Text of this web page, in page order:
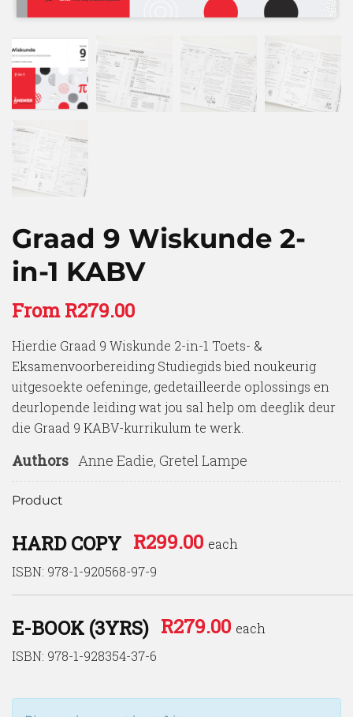
Graad 9 Wiskunde 2-
in-1 KABV
FromR279.00
Hierdie Graad 9 Wiskunde 2-in-1 Toets- &
Eksamenvoorbereiding Studiegids bied noukeurig
uitgesoekte oefeninge, gedetailleerde oplossings en
deurlopende leiding wat jou sal help om deeglik deur
die Graad 9 KABV-kurrikulum te werk.
Authors Anne Eadie, Gretel Lampe
Product
HARD COPY
ISBN: 978-1-920568-97-9
R299.00 each
E-BOOK (3YRS)
ISBN: 978-1-928354-37-6
R279.00 each